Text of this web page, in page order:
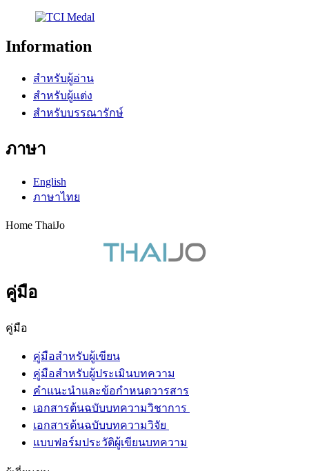
Information
สำหรับผู้อ่าน
สำหรับผู้แต่ง
สำหรับบรรณารักษ์
ภาษา
English
ภาษาไทย
Home ThaiJo
คู่มือ
คู่มือ
คู่มือสำหรับผู้เขียน
คู่มือสำหรับผู้ประเมินบทความ
คำแนะนำและข้อกำหนดวารสาร
เอกสารต้นฉบับบทความวิชาการ
เอกสารต้นฉบับบทความวิจัย
แบบฟอร์มประวัติผู้เขียนบทความ